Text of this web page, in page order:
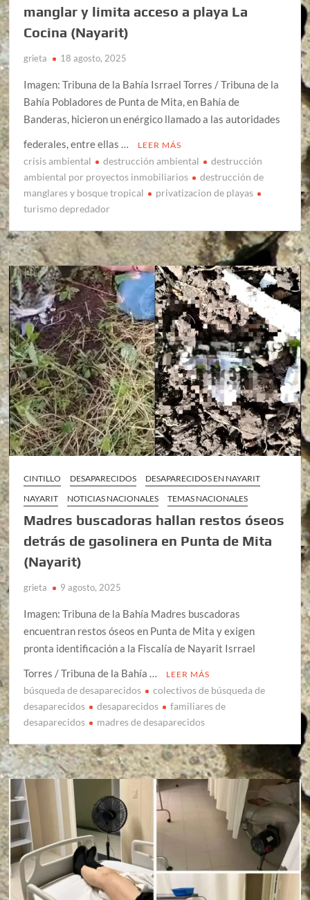
manglar y limita acceso a playa La
Cocina (Nayarit)
grieta 18 agosto, 2025
Imagen: Tribuna de la Bahía Isrrael Torres / Tribuna de la
Bahía Pobladores de Punta de Mita, en Bahía de
Banderas, hicieron un enérgico llamado a las autoridades
federales, entre ellas …
LEER MÁS
crisis ambiental destrucción ambiental
destrucción
ambiental por proyectos inmobiliarios
destrucción de
manglares y bosque tropical
privatizacion de playas
turismo depredador
CINTILLO DESAPARECIDOS
DESAPARECIDOS EN NAYARIT
NAYARIT
NOTICIAS NACIONALES TEMAS NACIONALES
Madres buscadoras hallan restos óseos
detrás de gasolinera en Punta de Mita
(Nayarit)
grieta 9 agosto, 2025
Imagen: Tribuna de la Bahía Madres buscadoras
encuentran restos óseos en Punta de Mita y exigen
pronta identificación a la Fiscalía de Nayarit Isrrael
Torres / Tribuna de la Bahía …
LEER MÁS
búsqueda de desaparecidos
colectivos de búsqueda de
desaparecidos
desaparecidos
familiares de
desaparecidos
madres de desaparecidos